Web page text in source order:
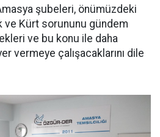
şubeleri, önümüzdeki
Kürt sorununu gündem
ve bu konu ile daha
vermeye çalışacaklarını dile